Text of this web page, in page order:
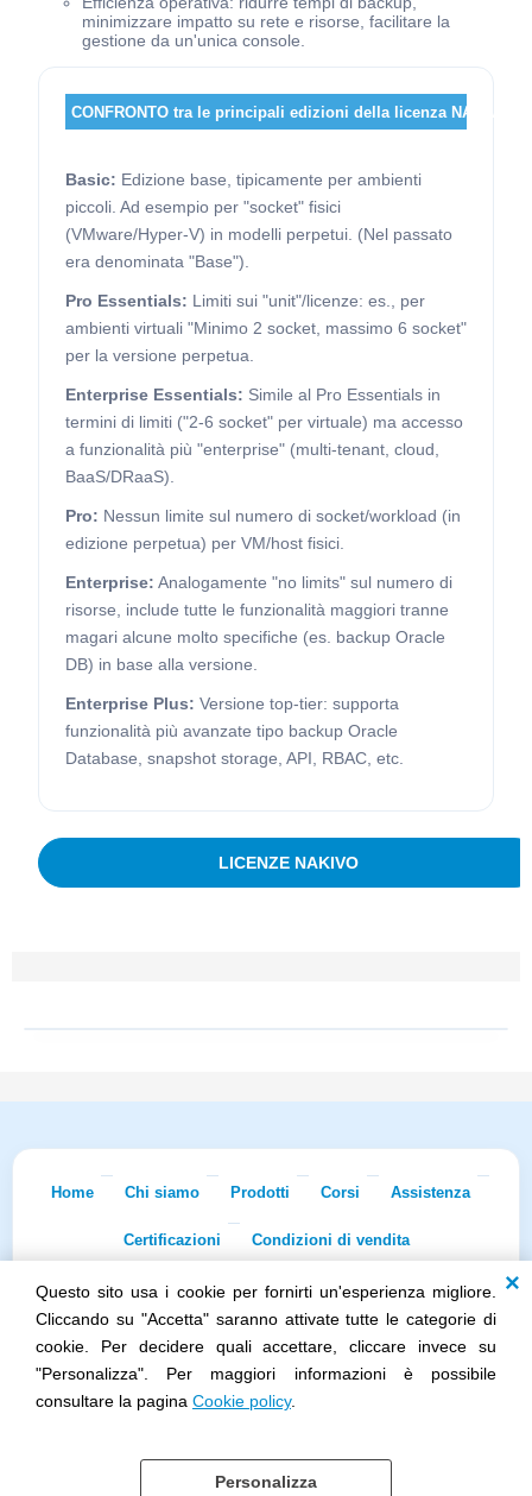
Questo sito usa i cookie per fornirti un'esperienza migliore.
Cliccando su "Accetta" saranno attivate tutte le categorie di
cookie. Per decidere quali accettare, cliccare invece su
"Personalizza". Per maggiori informazioni è possibile
consultare la pagina Cookie policy.
Personalizza
minimizzare impatto su rete e risorse, facilitare la
gestione da un'unica console.
CONFRONTO tra le principali edizioni della licenza NAKIVO:
Basic: Edizione base, tipicamente per ambienti
piccoli. Ad esempio per "socket" fisici
(VMware/Hyper-V) in modelli perpetui. (Nel passato
era denominata "Base").
Pro Essentials: Limiti sui "unit"/licenze: es., per
ambienti virtuali "Minimo 2 socket, massimo 6 socket"
per la versione perpetua.
Enterprise Essentials: Simile al Pro Essentials in
termini di limiti ("2-6 socket" per virtuale) ma accesso
a funzionalità più "enterprise" (multi-tenant, cloud,
BaaS/DRaaS).
Pro: Nessun limite sul numero di socket/workload (in
edizione perpetua) per VM/host fisici.
Enterprise: Analogamente "no limits" sul numero di
risorse, include tutte le funzionalità maggiori tranne
magari alcune molto specifiche (es. backup Oracle
DB) in base alla versione.
Enterprise Plus: Versione top-tier: supporta
funzionalità più avanzate tipo backup Oracle
Database, snapshot storage, API, RBAC, etc.
LICENZE NAKIVO
Home Chi siamo Prodotti Corsi Assistenza
Certificazioni Condizioni di vendita
Econnet s.r.l. · Sede Legale: Via Dei Lapidari 20/B · 40129 Bologna · Tel.
051/5873322· Fax 051/7456973 · iscr. REA BO-0481011 · P.IVA
Società soggetta all'attività di direzione e coordinamento di Skillworks
Holding s.r.l. · Sede Legale: Via Vittorio Emanuele II 28 · Roncadelle (BS)
- C.F. 04151440981